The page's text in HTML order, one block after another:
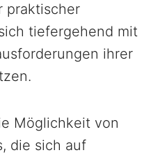
praktischer
tiefergehend mit
ihrer
Möglichkeit von
die sich auf